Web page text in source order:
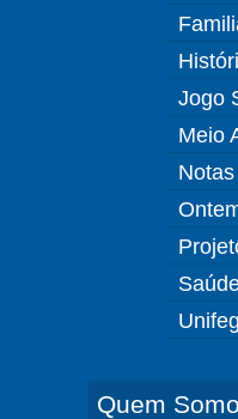
Jogo
Meio
Unifeg
Quem